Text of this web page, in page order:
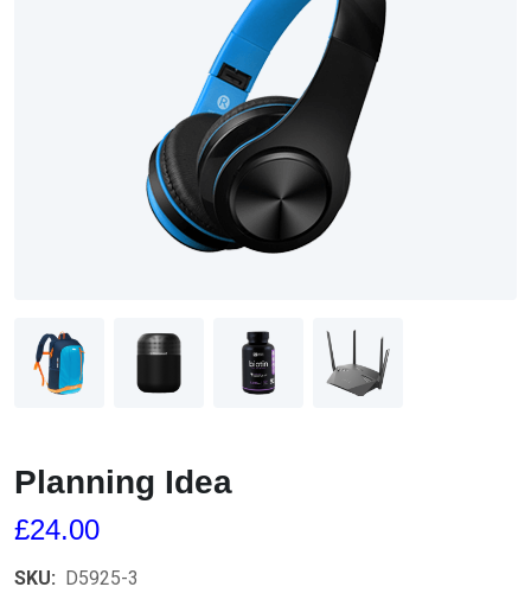
Planning Idea
£24.00
SKU: D5925-3